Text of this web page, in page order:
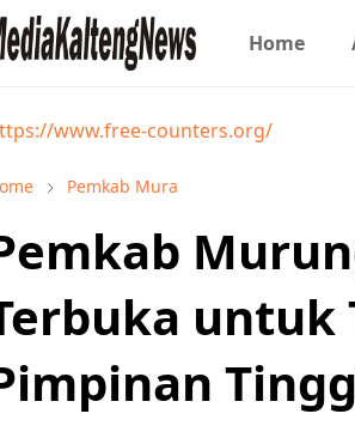
Home
www.free-counters.org/
Pemkab Mura
untuk